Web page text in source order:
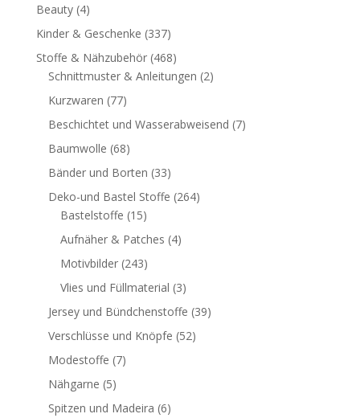
Beauty (4)
Kinder & Geschenke (337)
Stoffe & Nähzubehör (468)
Schnittmuster & Anleitungen (2)
Kurzwaren (77)
Beschichtet und Wasserabweisend (7)
Baumwolle (68)
Bänder und Borten (33)
Deko-und Bastel Stoffe (264)
Bastelstoffe (15)
Aufnäher & Patches (4)
Motivbilder (243)
Vlies und Füllmaterial (3)
Jersey und Bündchenstoffe (39)
Verschlüsse und Knöpfe (52)
Modestoffe (7)
Nähgarne (5)
Spitzen und Madeira (6)